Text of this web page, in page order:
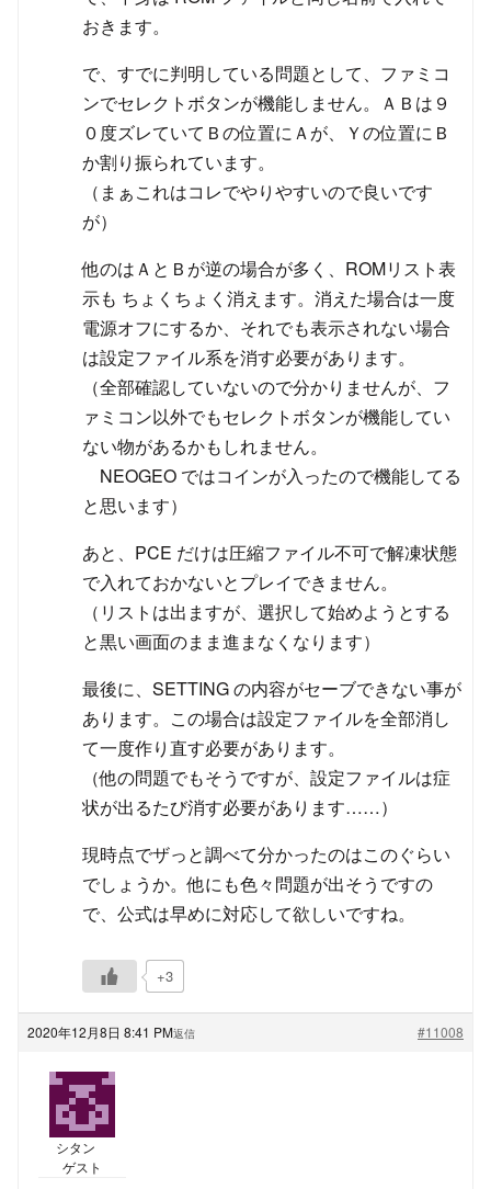
おきます。
で、すでに判明している問題として、ファミコ
ンでセレクトボタンが機能しません。ＡＢは９
０度ズレていてＢの位置にＡが、Ｙの位置にＢ
か割り振られています。
（まぁこれはコレでやりやすいので良いです
が）
他のはＡとＢが逆の場合が多く、ROMリスト表
示も ちょくちょく消えます。消えた場合は一度
電源オフにするか、それでも表示されない場合
は設定ファイル系を消す必要があります。
（全部確認していないので分かりませんが、フ
ァミコン以外でもセレクトボタンが機能してい
ない物があるかもしれません。
NEOGEO ではコインが入ったので機能してる
と思います）
あと、PCE だけは圧縮ファイル不可で解凍状態
で入れておかないとプレイできません。
（リストは出ますが、選択して始めようとする
と黒い画面のまま進まなくなります）
最後に、SETTING の内容がセーブできない事が
あります。この場合は設定ファイルを全部消し
て一度作り直す必要があります。
（他の問題でもそうですが、設定ファイルは症
状が出るたび消す必要があります……）
現時点でザっと調べて分かったのはこのぐらい
でしょうか。他にも色々問題が出そうですの
で、公式は早めに対応して欲しいですね。
+3
2020年12月8日 8:41 PM #11008
返信
シタン
ゲスト